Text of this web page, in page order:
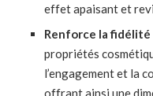
effet apaisant et
Renforce la fidélité
propriétés
l’engagement et la
offrant ainsi une